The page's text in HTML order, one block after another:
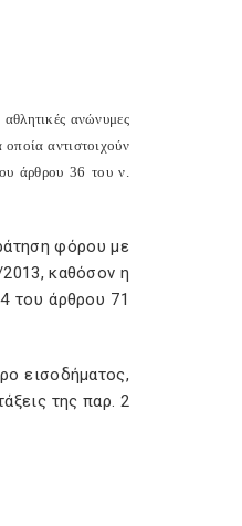
ανώνυμες
αντιστοιχούν
άρθρου 36 του ν.
φόρου με
2013, καθόσον η
του άρθρου 71
εισοδήματος,
της παρ. 2